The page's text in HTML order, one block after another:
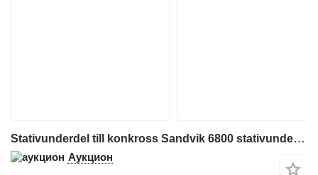
Stativunderdel till konkross Sandvik 6800 stativunderdel till konkross для дробилки Sandvik 6800
Аукцион